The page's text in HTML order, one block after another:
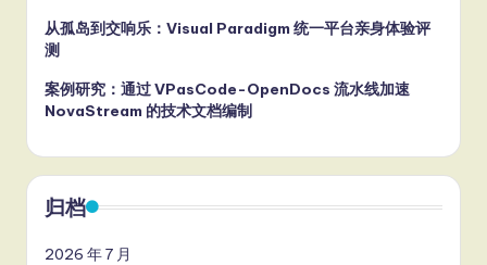
从孤岛到交响乐：Visual Paradigm 统一平台亲身体验评
测
案例研究：通过 VPasCode-OpenDocs 流水线加速
NovaStream 的技术文档编制
归档
2026 年 7 月